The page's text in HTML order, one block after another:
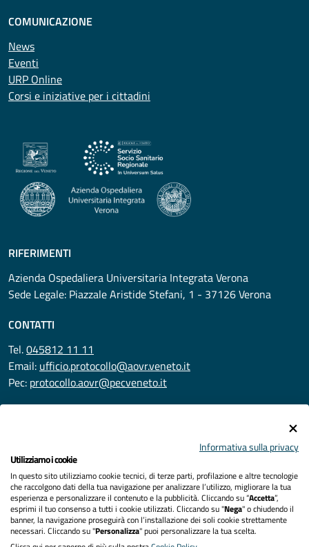
COMUNICAZIONE
News
Eventi
URP Online
Corsi e iniziative per i cittadini
RIFERIMENTI
Azienda Ospedaliera Universitaria Integrata Verona
Sede Legale: Piazzale Aristide Stefani, 1 - 37126 Verona
CONTATTI
Tel.045812 11 11
Email: ufficio.protocollo@aovr.veneto.it
Pec: protocollo.aovr@pecveneto.it
Privacy
Accessibilità
Note legali
Informativa sulla privacy
Utilizziamo i cookie
In questo sito utilizziamo cookie tecnici, di terze parti, profilazione e altre tecnologie
che raccolgono dati della tua navigazione per analizzare l’utilizzo, migliorare la tua
esperienza e personalizzare il contenuto e la pubblicità. Cliccando su “Accetta”,
esprimi il tuo consenso a tutti i cookie utilizzati. Cliccando su "Nega" o chiudendo il
banner, la navigazione proseguirà con l’installazione dei soli cookie strettamente
necessari. Cliccando su "Personalizza" puoi personalizzare la tua scelta.